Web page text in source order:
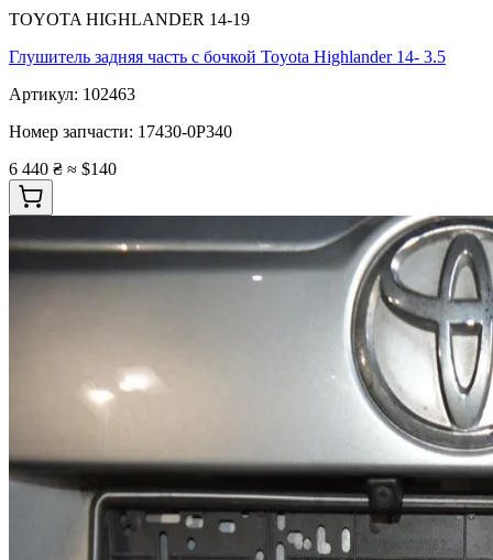
TOYOTA HIGHLANDER 14-19
Глушитель задняя часть с бочкой Toyota Highlander 14- 3.5
Артикул: 102463
Номер запчасти: 17430-0P340
6 440 ₴ ≈ $140